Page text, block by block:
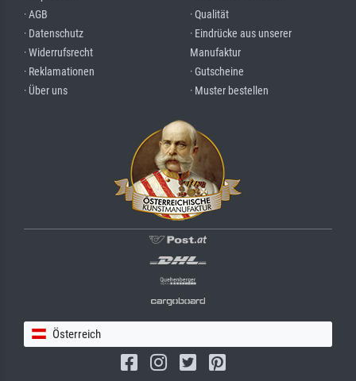
· AGB
· Datenschutz
· Widerrufsrecht
· Reklamationen
· Über uns
· Qualität
· Eindrücke aus unserer
Manufaktur
· Gutscheine
· Muster bestellen
Österreich